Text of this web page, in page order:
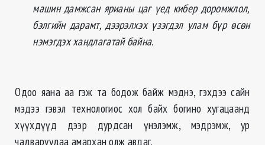
машин дамжсан ярианы цаг үед кибер доромжлол,
бэлгийн дарамт, дээрэлхэх үзэгдэл улам бүр өсөн
нэмэгдэх хандлагатай байна.
Одоо яана аа гэж та бодож байж мэднэ, гэхдээ сайн
мэдээ гэвэл технологиос хол байх богино хугацаанд
хүүхдүүд дээр дурдсан үнэлэмж, мэдрэмж, ур
чадваруудаа амархан олж авдаг.